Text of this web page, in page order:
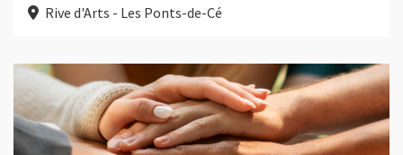
Rive d'Arts - Les Ponts-de-Cé
Plus d'information sur l'évènement : Service Civique